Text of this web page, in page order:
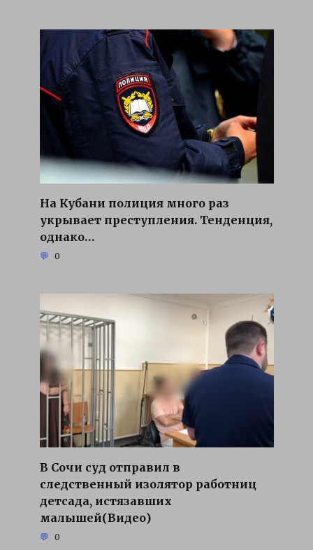
На Кубани полиция много раз
укрывает преступления. Тенденция,
однако…
0
В Сочи суд отправил в
следственный изолятор работниц
детсада, истязавших
малышей(Видео)
0